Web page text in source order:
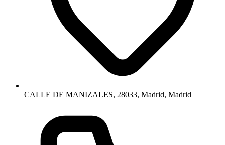
CALLE DE MANIZALES, 28033, Madrid, Madrid